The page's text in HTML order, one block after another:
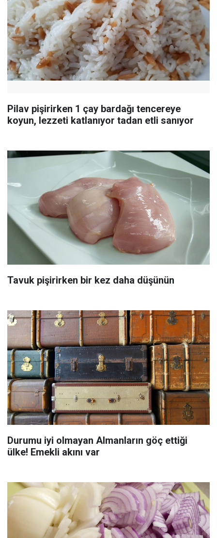
Pilav pişirirken 1 çay bardağı tencereye
koyun, lezzeti katlanıyor tadan etli sanıyor
Tavuk pişirirken bir kez daha düşünün
Durumu iyi olmayan Almanların göç ettiği
ülke! Emekli akını var